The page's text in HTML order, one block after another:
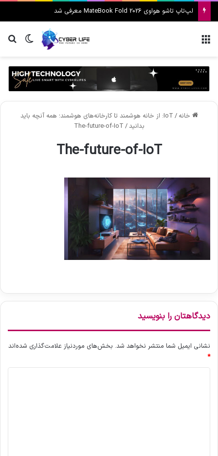
لپ‌تاپ تاشو هواوی MateBook Fold 2026 معرفی شد
تغییر
خانه /
IoT: از خانه هوشمند تا کارخانه‌های هوشمند؛ همه آنچه باید
بدانید/
The-future-of-IoT
The-future-of-IoT
دیدگاهتان را بنویسید
نشانی ایمیل شما منتشر نخواهد شد. بخش‌های موردنیاز علامت‌گذاری شده‌اند
*